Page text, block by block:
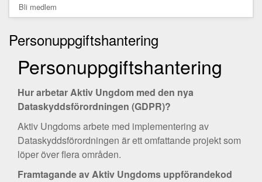
Bli medlem
Personuppgiftshantering
Personuppgiftshantering
Hur arbetar Aktiv Ungdom med den nya
Dataskyddsförordningen (GDPR)?
Aktiv Ungdoms arbete med implementering av
Dataskyddsförordningen är ett omfattande projekt som
löper över flera områden.
Framtagande av Aktiv Ungdoms uppförandekod